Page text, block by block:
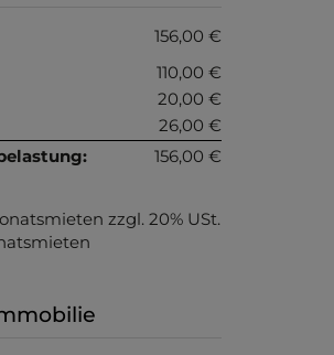
156,00 €
110,00 €
20,00 €
26,00 €
156,00 €
zzgl. 20% USt.